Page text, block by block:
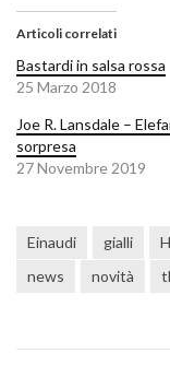
Articoli correlati
Bastardi in salsa rossa
25 Marzo 2018
Joe R. Lansdale –
sorpresa
27 Novembre 2019
Einaudi gialli
news
novità